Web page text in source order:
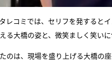
レコミでは、セリフを発すると
る大橋の姿と、微笑ましく笑い
のは、現場を盛り上げる大橋の